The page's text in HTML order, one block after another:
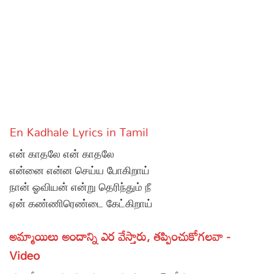
Movie Reviews
Food
Articles
Facts
Devotional
Christianity
Hinduism
Hindi
Lyrics in Hindi – Devotional Songs
Tamil
En Kadhale Lyrics in Tamil
என் காதலே என் காதலே
என்னை என்ன செய்ய போகிறாய்
நான் ஓவியன் என்று தெரிந்தும் நீ
ஏன் கண்ணிரெண்டை கேட்கிறாய்
అమ్మాయిలు అందాన్ని ఎర వేస్తారు, తప్పించుకోగలవా -
Video